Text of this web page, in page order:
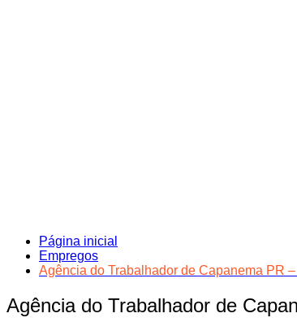
Página inicial
Empregos
Agência do Trabalhador de Capanema PR
Agência do Trabalhador de